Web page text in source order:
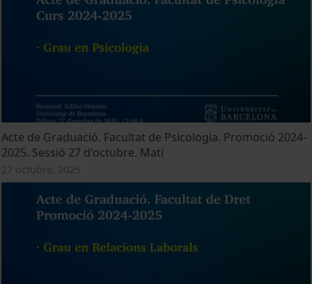
Acte de Graduació. Facultat de Psicologia. Promoció 2024-
2025. Sessió 27 d'octubre. Matí
27 octubre, 2025